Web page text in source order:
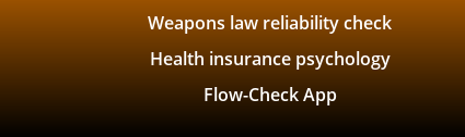
Weapons law reliability check
Health insurance psychology
Flow-Check App